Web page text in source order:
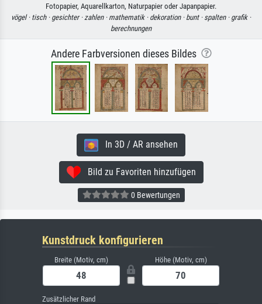
Fotopapier, Aquarellkarton, Naturpapier oder Japanpapier.
vögel · tisch · gesichter · zahlen · mathematik · dekoration · bunt · spalten · grafik ·
berechnungen
Andere Farbversionen dieses Bildes
In 3D / AR ansehen
Bild zu Favoriten hinzufügen
0 Bewertungen
Kunstdruck konfigurieren
Breite (Motiv, cm) Höhe (Motiv, cm)
Zusätzlicher Rand